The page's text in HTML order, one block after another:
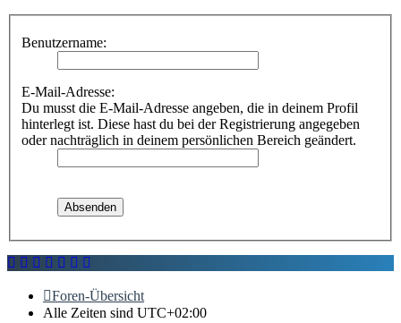
Benutzername:
E-Mail-Adresse:
Du musst die E-Mail-Adresse angeben, die in deinem Profil
hinterlegt ist. Diese hast du bei der Registrierung angegeben
oder nachträglich in deinem persönlichen Bereich geändert.
Foren-Übersicht
Alle Zeiten sind UTC+02:00